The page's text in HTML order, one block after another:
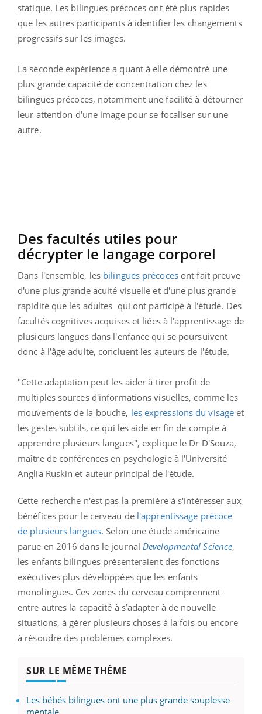
statique. Les bilingues précoces ont été plus rapides
que les autres participants à identifier les changements
progressifs sur les images.
La seconde expérience a quant à elle démontré une
plus grande capacité de concentration chez les
bilingues précoces, notamment une facilité à détourner
leur attention d'une image pour se focaliser sur une
autre.
Des facultés utiles pour
décrypter le langage corporel
Dans l'ensemble, les bilingues précocesont fait preuve
d'une plus grande acuité visuelle et d'une plus grande
rapidité que les adultes qui ont participé à l'étude. Des
facultés cognitives acquises et liées à l'apprentissage de
plusieurs langues dans l'enfance qui se poursuivent
donc à l'âge adulte, concluent les auteurs de l'étude.
"Cette adaptation peut les aider à tirer profit de
multiples sources d'informations visuelles, comme les
mouvements de la bouche, les expressions du visage et
les gestes subtils, ce qui les aide en fin de compte à
apprendre plusieurs langues", explique le Dr D'Souza,
maître de conférences en psychologie à l'Université
Anglia Ruskin et auteur principal de l'étude.
Cette recherche n'est pas la première à s'intéresser aux
bénéfices pour le cerveau de l'apprentissage précoce
de plusieurs langues. Selon une étude américaine
parue en 2016 dans le journalDevelopmental Science,
les enfants bilingues présenteraient des fonctions
exécutives plus développées que les enfants
monolingues. Ces zones du cerveau comprennent
entre autres la capacité à s’adapter à de nouvelle
situations, à gérer plusieurs choses à la fois ou encore
à résoudre des problèmes complexes.
SUR LE MÊME THÈME
Les bébés bilingues ont une plus grande souplesse